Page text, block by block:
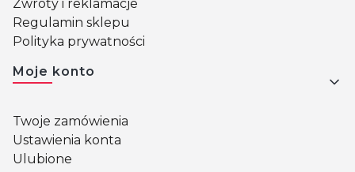
Zwroty i reklamacje
Regulamin sklepu
Polityka prywatności
Moje konto
Twoje zamówienia
Ustawienia konta
Ulubione